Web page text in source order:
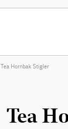
Tea Hornbak Stigler
Tea